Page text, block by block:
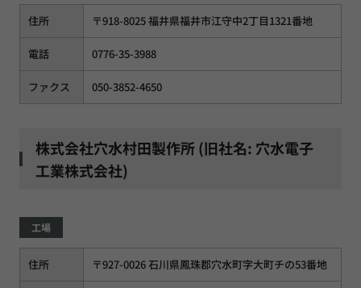
住所 〒918-8025 福井県福井市江守中2丁目1321番地
電話 0776-35-3988
ファクス 050-3852-4650
株式会社穴水村田製作所 (旧社名: 穴水電子
工業株式会社)
工場
住所 〒927-0026 石川県鳳珠郡穴水町字大町チの53番地